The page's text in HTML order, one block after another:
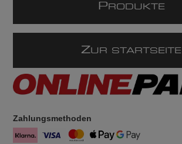
P RODUKTE
ZUR STARTSEITE
Zahlungsmethoden